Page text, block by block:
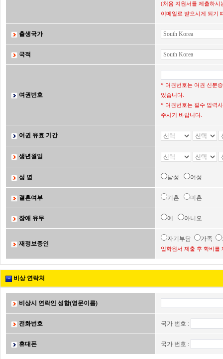
(처음 지원서를 제출하시
이메일로 받으시게 되기
출생국가
국적
여권번호
* 여권번호는 여권 신분
있습니다.
* 여권번호는 필수 입력
주시기 바랍니다.
여권 유효 기간
생년월일
성 별 남성 여성
결혼여부 기혼 미혼
장애 유무 예 아니오
재정보증인
자기부담 가족
입학원서 제출 후 학비를
비상 연락처
비상시 연락인 성함(영문이름)
전화번호 국가 번호 :
휴대폰 국가 번호 :